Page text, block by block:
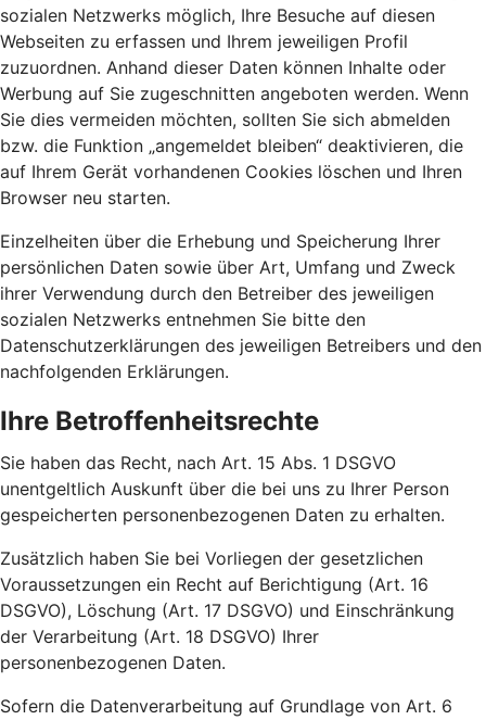
sozialen Netzwerks möglich, Ihre Besuche auf diesen
Webseiten zu erfassen und Ihrem jeweiligen Profil
zuzuordnen. Anhand dieser Daten können Inhalte oder
Werbung auf Sie zugeschnitten angeboten werden. Wenn
Sie dies vermeiden möchten, sollten Sie sich abmelden
bzw. die Funktion „angemeldet bleiben“ deaktivieren, die
auf Ihrem Gerät vorhandenen Cookies löschen und Ihren
Browser neu starten.
Einzelheiten über die Erhebung und Speicherung Ihrer
persönlichen Daten sowie über Art, Umfang und Zweck
ihrer Verwendung durch den Betreiber des jeweiligen
sozialen Netzwerks entnehmen Sie bitte den
Datenschutzerklärungen des jeweiligen Betreibers und den
nachfolgenden Erklärungen.
Ihre Betroffenheitsrechte
Sie haben das Recht, nach Art. 15 Abs. 1 DSGVO
unentgeltlich Auskunft über die bei uns zu Ihrer Person
gespeicherten personenbezogenen Daten zu erhalten.
Zusätzlich haben Sie bei Vorliegen der gesetzlichen
Voraussetzungen ein Recht auf Berichtigung (Art. 16
DSGVO), Löschung (Art. 17 DSGVO) und Einschränkung
der Verarbeitung (Art. 18 DSGVO) Ihrer
personenbezogenen Daten.
Sofern die Datenverarbeitung auf Grundlage von Art. 6